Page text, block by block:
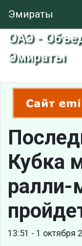
Эмираты
ОАЭ -
Эмираты
Кубка
ралли-
13:51 - 1 октября